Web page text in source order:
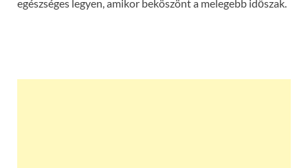
egészséges legyen, amikor beköszönt a melegebb időszak.